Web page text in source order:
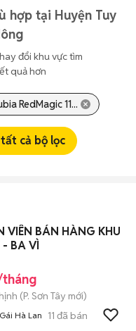
hợp tại Huyện Tuy
đổi khu vực tìm
quả hơn
RedMagic 11...
cả bộ lọc
VIÊN BÁN HÀNG KHU
- BA VÌ
(P. Sơn Tây mới)
Hà Lan 11 đã bán